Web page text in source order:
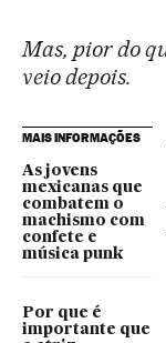
Mas, pior do
veio depois.
MAIS INFORMAÇÕES
As jovens
mexicanas que
combatem o
machismo com
confete e
música punk
Por que é
importante que